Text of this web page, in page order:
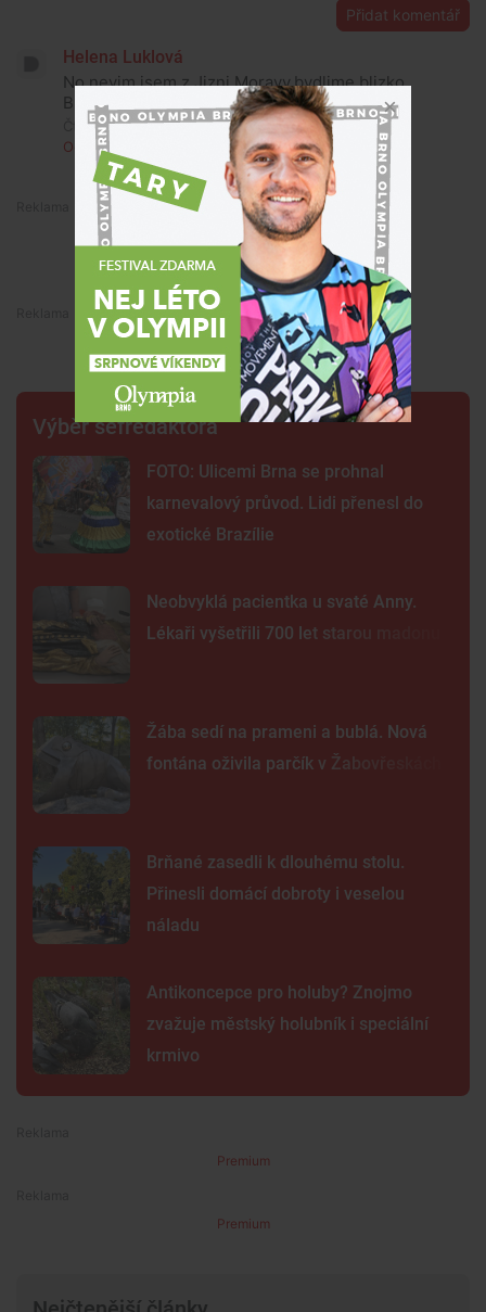
Přidat komentář
Helena Luklová
No nevim jsem z Jizni Moravy,bydlime blizko
Brna a spadly u nas tri kapky.Bohuzel.
Čtvrtek, 2. července 2026, 01:29
Odpovědět
Premium
Premium
Výběr šéfredaktora
FOTO: Ulicemi Brna se prohnal
karnevalový průvod. Lidi přenesl do
exotické Brazílie
Neobvyklá pacientka u svaté Anny.
Lékaři vyšetřili 700 let starou madonu
Žába sedí na prameni a bublá. Nová
fontána oživila parčík v Žabovřeskách
Brňané zasedli k dlouhému stolu.
Přinesli domácí dobroty i veselou
náladu
Antikoncepce pro holuby? Znojmo
zvažuje městský holubník i speciální
krmivo
Premium
Premium